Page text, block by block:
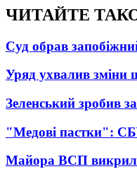
ЧИТАЙТЕ
Суд обрав
Уряд ухвалив зміни
Зеленський зробив
"Медові пастки":
Майора ВСП